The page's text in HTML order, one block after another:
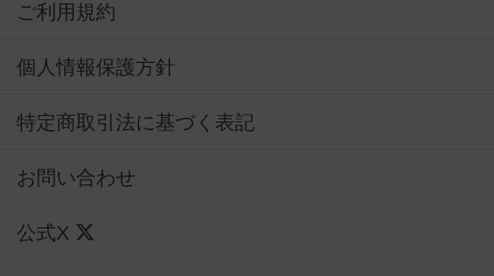
ご利用規約
個人情報保護方針
特定商取引法に基づく表記
お問い合わせ
公式X